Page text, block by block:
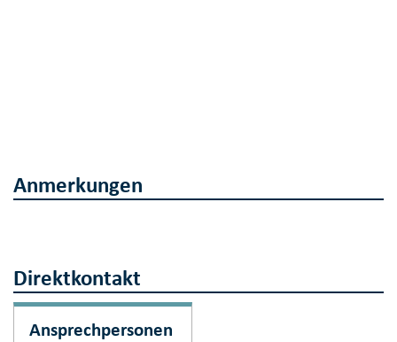
Anmerkungen
Direktkontakt
Ansprechpersonen